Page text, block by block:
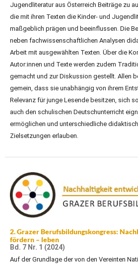
Jugendliteratur aus Österreich Beiträge zu
die mit ihren Texten die Kinder- und
maßgeblich prägen und beeinflussen. Die
neben fachwissenschaftlichen Analysen
Arbeit mit ausgewählten Texten. Über die
Autor:innen und Texte werden zudem
gemacht und zur Diskussion gestellt. Allen
gemein, dass sie unabhängig von ihrem
Relevanz für junge Lesende besitzen, sich
auch den schulischen Deutschunterricht
ermöglichen und unterschiedliche
Zielsetzungen erlauben.
2. Grazer Berufsbildungskongress:
fördern – leben
Bd. 7 Nr. 1 (2024)
Auf der Grundlage der von den Vereinten